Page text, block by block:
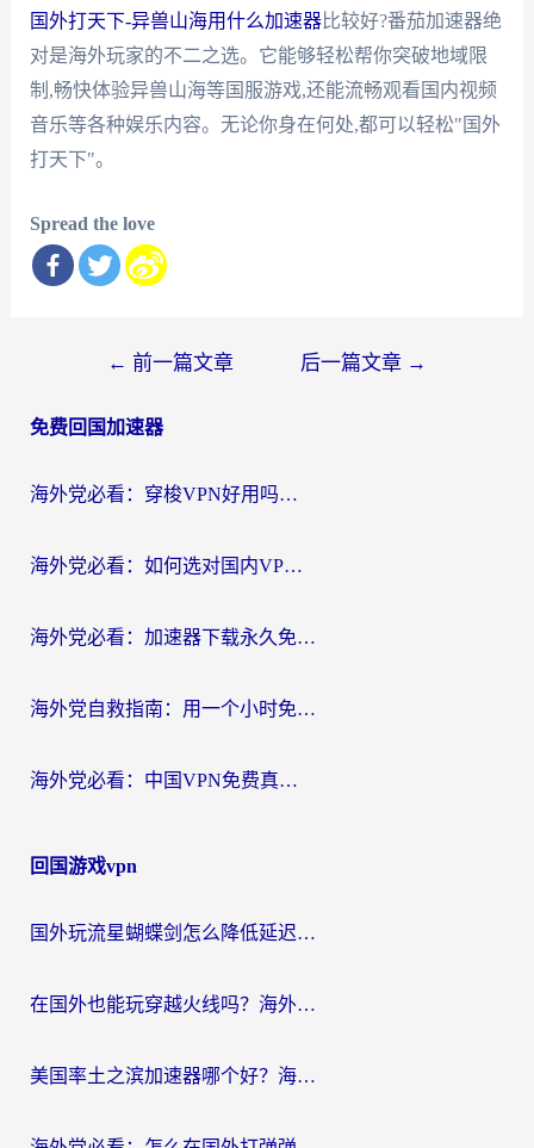
国外打天下-异兽山海用什么加速器比较好?番茄加速器绝
对是海外玩家的不二之选。它能够轻松帮你突破地域限
制,畅快体验异兽山海等国服游戏,还能流畅观看国内视频
音乐等各种娱乐内容。无论你身在何处,都可以轻松"国外
打天下"。
Spread the love
导
← 前一篇文章 后一篇文章 →
免费回国加速器
海外党必看：穿梭VPN好用吗？和云帆VPN对比哪个回国效果更好？附真实测评+避坑指南
海外党必看：如何选对国内VPN，实现无缝访问国内资源？
海外党必看：加速器下载永久免费版真的存在吗？教你无缝访问国内资源的正确姿势
海外党自救指南：用一个小时免费加速器，轻松打破国内资源访问壁垒？
海外党必看：中国VPN免费真的靠谱吗？手把手教你选对回国加速器
回国游戏vpn
国外玩流星蝴蝶剑怎么降低延迟？海外党必看的加速秘籍（含欧洲鸣潮&彩虹岛优化攻略）
在国外也能玩穿越火线吗？海外玩家国服游戏畅玩终极指南
美国率土之滨加速器哪个好？海外党国服游戏畅玩终极指南（附多游戏解决方案）